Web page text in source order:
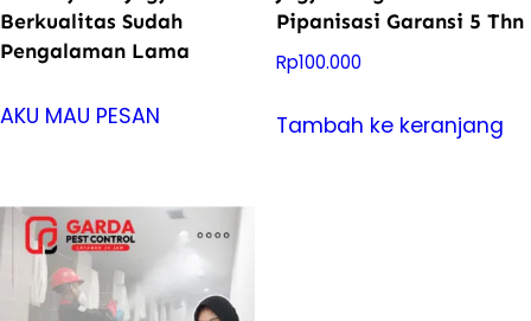
Berkualitas Sudah
Pengalaman Lama
AKU MAU PESAN
Pipanisasi Garansi 5 Thn
Rp100.000
Tambah ke keranjang